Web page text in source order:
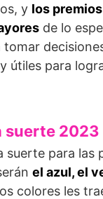
y los
de lo
tomar
útiles para
suerte 2023
suerte para las
el azul, el
colores les